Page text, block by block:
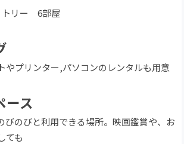
リー 6部屋
やプリンター,パソコンのレンタルも用意
ース
びのびと利用できる場所。映画鑑賞や、お
ても